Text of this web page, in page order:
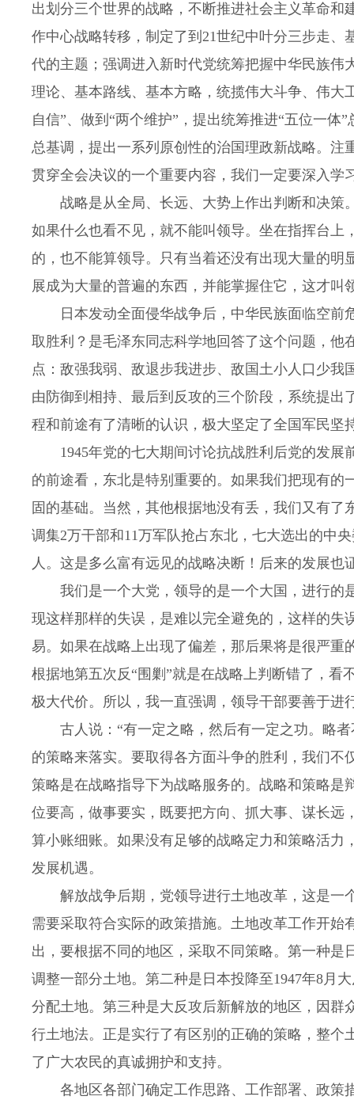
出划分三个世界的战略，不断推进社会主义革命
作中心战略转移，制定了到21世纪中叶分三步走
代的主题；强调进入新时代党统筹把握中华民族
理论、基本路线、基本方略，统揽伟大斗争、伟大
自信”、做到“两个维护”，提出统筹推进“五位一体
总基调，提出一系列原创性的治国理政新战略。
贯穿全会决议的一个重要内容，我们一定要深入学
战略是从全局、长远、大势上作出判断和决策
如果什么也看不见，就不能叫领导。坐在指挥台
的，也不能算领导。只有当着还没有出现大量的
展成为大量的普遍的东西，并能掌握住它，这才
日本发动全面侵华战争后，中华民族面临空前
取胜利？是毛泽东同志科学地回答了这个问题，他
点：敌强我弱、敌退步我进步、敌国土小人口少
由防御到相持、最后到反攻的三个阶段，系统提
程和前途有了清晰的认识，极大坚定了全国军民坚
1945年党的七大期间讨论抗战胜利后党的发展
的前途看，东北是特别重要的。如果我们把现有
固的基础。当然，其他根据地没有丢，我们又有
调集2万干部和11万军队抢占东北，七大选出的中
人。这是多么富有远见的战略决断！后来的发展
我们是一个大党，领导的是一个大国，进行的
现这样那样的失误，是难以完全避免的，这样的
易。如果在战略上出现了偏差，那后果将是很严
根据地第五次反“围剿”就是在战略上判断错了，看
极大代价。所以，我一直强调，领导干部要善于进
古人说：“有一定之略，然后有一定之功。略者
的策略来落实。要取得各方面斗争的胜利，我们
策略是在战略指导下为战略服务的。战略和策略
位要高，做事要实，既要把方向、抓大事、谋长
算小账细账。如果没有足够的战略定力和策略活
发展机遇。
解放战争后期，党领导进行土地改革，这是一
需要采取符合实际的政策措施。土地改革工作开始
出，要根据不同的地区，采取不同策略。第一种
调整一部分土地。第二种是日本投降至1947年8月
分配土地。第三种是大反攻后新解放的地区，因
行土地法。正是实行了有区别的正确的策略，整
了广大农民的真诚拥护和支持。
各地区各部门确定工作思路、工作部署、政策